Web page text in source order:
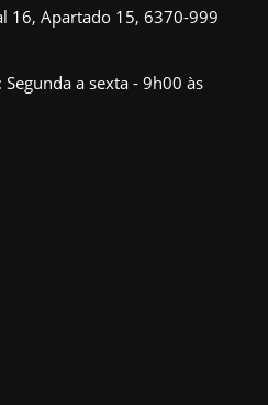
16, Apartado 15, 6370-999
a sexta - 9h00 às